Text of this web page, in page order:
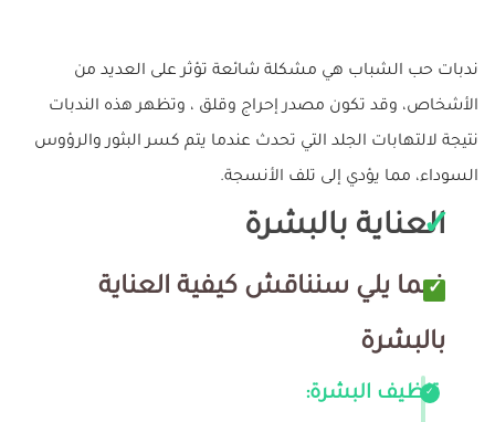
ندبات حب الشباب هي مشكلة شائعة تؤثر على العديد من
الأشخاص، وقد تكون مصدر إحراج وقلق ، وتظهر هذه الندبات
نتيجة لالتهابات الجلد التي تحدث عندما يتم كسر البثور والرؤوس
السوداء، مما يؤدي إلى تلف الأنسجة.
العناية بالبشرة
فيما يلي سنناقش كيفية العناية
بالبشرة
تنظيف البشرة: